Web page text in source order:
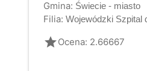
Gmina: Świecie - miasto
Filia: Wojewódzki Szpital
gradeOcena: 2.66667